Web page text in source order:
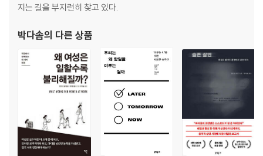
지는 길을 부지런히 찾고 있다.
박다솜의 다른 상품